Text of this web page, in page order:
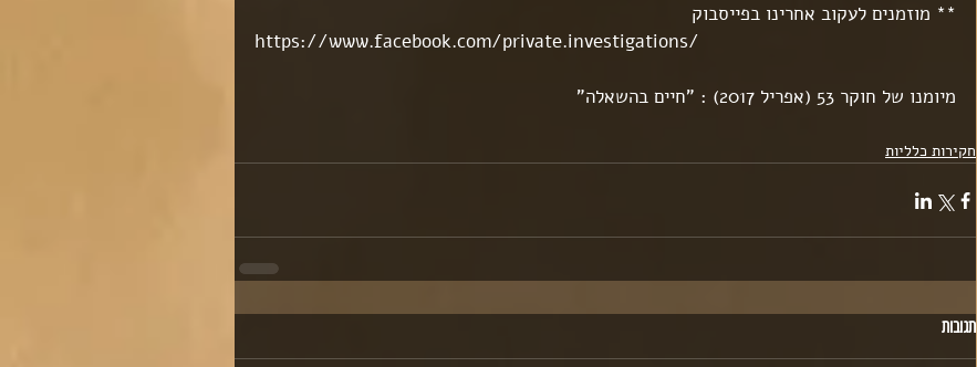
** מוזמנים לעקוב אחרינו בפייסבוק
https://www.facebook.com/private.investigations/
מיומנו של חוקר 53 (אפריל 2017) : "חיים בהשאלה"
חקירות כלליות
תגובות